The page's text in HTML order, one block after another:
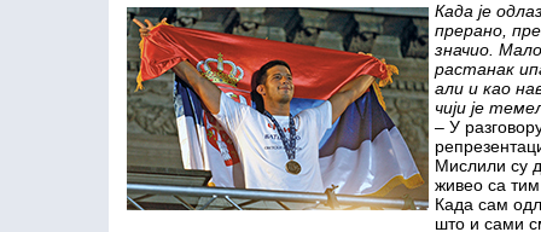
Када је
прерано, пре
значио.
растанак
али и као
чији је
– У
Мислили су
живео са
Када сам
што и сами